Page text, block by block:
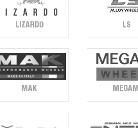
LIZARDO LS
MAK MEGAMI